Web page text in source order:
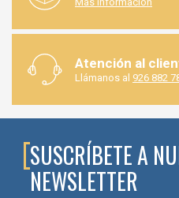
ventilación
y se usen las
Código Kilos
01038007
Atención al
Llámanos al 926 882
SUSCRÍBETE A
NEWSLETTER